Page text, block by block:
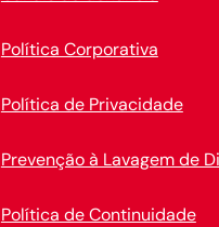
Política Corporativa
Política de Privacidade
Prevenção à Lavagem de
Política de Continuidade